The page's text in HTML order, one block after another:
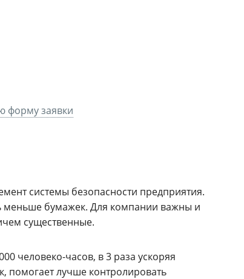
форму заявки
системы безопасности предприятия.
меньше бумажек. Для компании важны и
существенные.
человеко-часов, в 3 раза ускоряя
помогает лучше контролировать